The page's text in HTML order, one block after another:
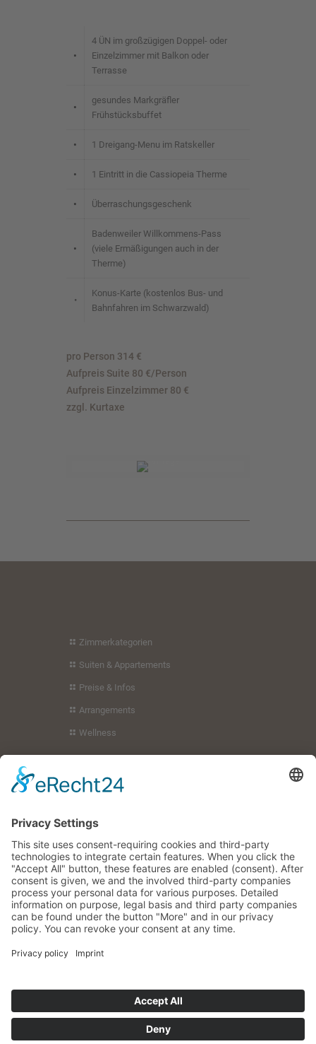
•
4 ÜN im großzügigen Doppel- oder
Einzelzimmer mit Balkon oder
Terrasse
•
gesundes Markgräfler
Frühstücksbuffet
• 1 Dreigang-Menu im Ratskeller
• 1 Eintritt in die Cassiopeia Therme
• Überraschungsgeschenk
•
Badenweiler Willkommens-Pass
(viele Ermäßigungen auch in der
Therme)
•
Konus-Karte (kostenlos Bus- und
Bahnfahren im Schwarzwald)
pro Person 314 €
Aufpreis Suite 80 €/Person
Aufpreis Einzelzimmer 80 €
zzgl. Kurtaxe
Zimmerkategorien
Suiten & Appartements
Preise & Infos
Arrangements
Wellness
Urlaubsregion
Ihre Gastgeber
Impressum
Datenschutz
Hier finden Sie uns auch